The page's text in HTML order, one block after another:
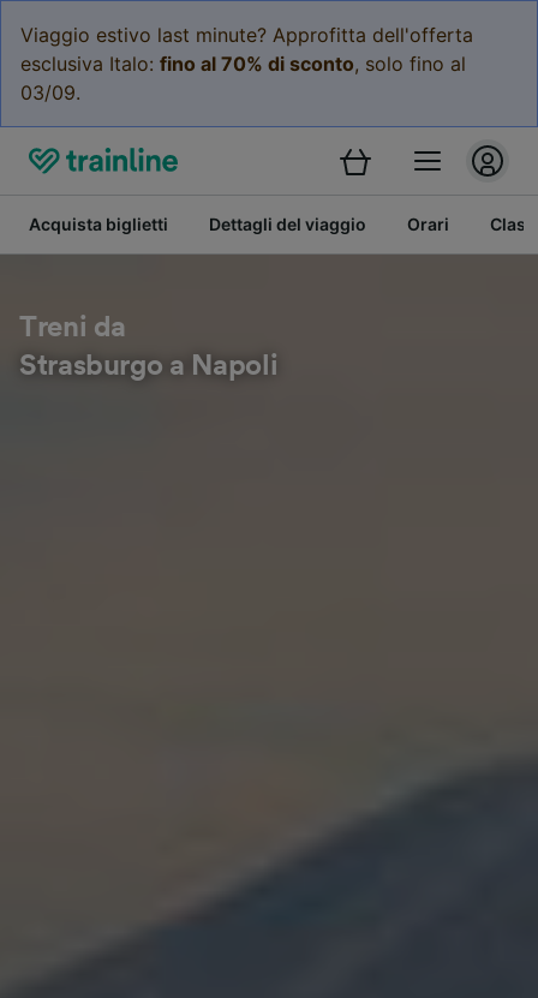
Viaggio estivo last minute? Approfitta dell'offerta
esclusiva Italo: fino al 70% di sconto, solo fino al
03/09.
Acquista biglietti Dettagli del viaggio Orari
Treni da
Strasburgo a Napoli